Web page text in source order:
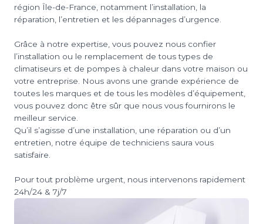
région Île-de-France, notamment l’installation, la
réparation, l’entretien et les dépannages d’urgence.
Grâce à notre expertise, vous pouvez nous confier
l’installation ou le remplacement de tous types de
climatiseurs et de pompes à chaleur dans votre maison ou
votre entreprise. Nous avons une grande expérience de
toutes les marques et de tous les modèles d’équipement,
vous pouvez donc être sûr que nous vous fournirons le
meilleur service.
Qu’il s’agisse d’une installation, une réparation ou d’un
entretien, notre équipe de techniciens saura vous
satisfaire.
Pour tout problème urgent, nous intervenons rapidement
24h/24 & 7j/7